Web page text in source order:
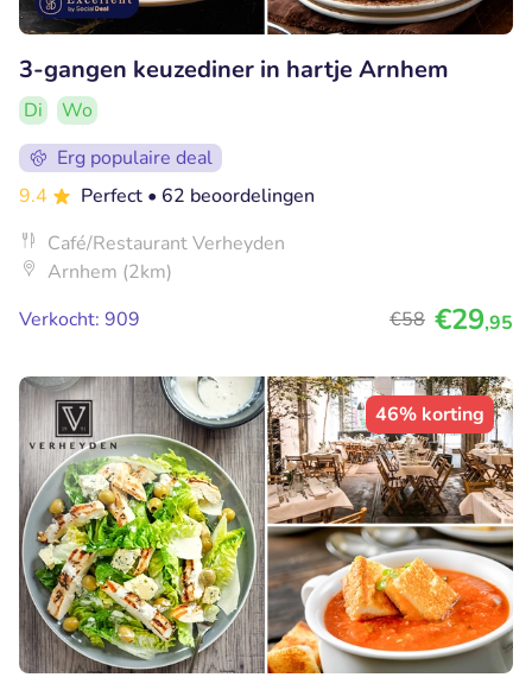
3-gangen keuzediner in hartje Arnhem
Di
Wo
Erg populaire deal
9.4
Perfect • 62 beoordelingen
Café/Restaurant Verheyden
Arnhem (2km)
Verkocht: 909
€58 €29,95
46% korting